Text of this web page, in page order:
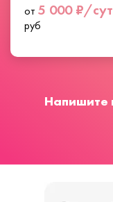
от 5 000 ₽/
руб
Напишите